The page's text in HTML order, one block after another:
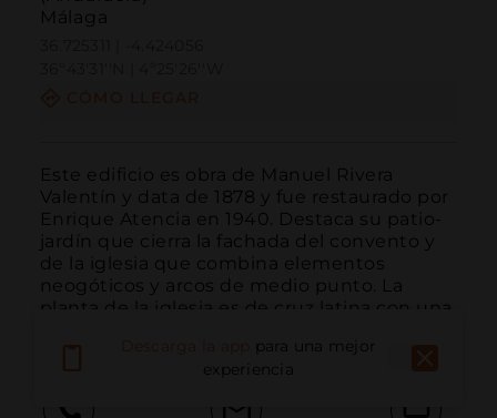
Málaga
Este edificio es obra de Manuel Rivera
Valentín y data de 1878 y fue restaurado por
Enrique Atencia en 1940. Destaca su patio-
jardín que cierra la fachada del convento y
de la iglesia que combina elementos
neogóticos y arcos de medio punto. La
planta de la iglesia es de cruz latina con una
para una mejor
experiencia